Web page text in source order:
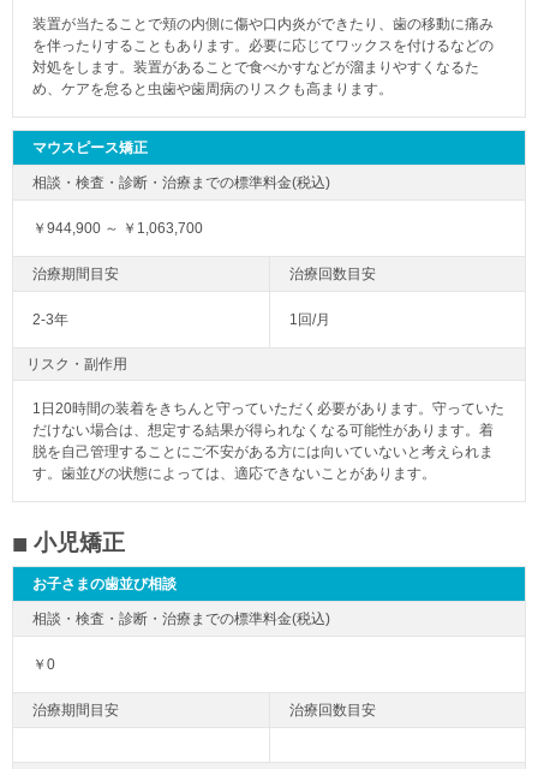
装置が当たることで頬の内側に傷や口内炎ができたり、歯の移動に痛み
を伴ったりすることもあります。必要に応じてワックスを付けるなどの
対処をします。装置があることで食べかすなどが溜まりやすくなるた
め、ケアを怠ると虫歯や歯周病のリスクも高まります。
マウスピース矯正
￥944,900 ～ ￥1,063,700
2-3年 1回/月
リスク・副作用
1日20時間の装着をきちんと守っていただく必要があります。守っていた
だけない場合は、想定する結果が得られなくなる可能性があります。着
脱を自己管理することにご不安がある方には向いていないと考えられま
す。歯並びの状態によっては、適応できないことがあります。
小児矯正
お子さまの歯並び相談
￥0